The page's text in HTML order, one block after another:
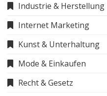
Industrie & Herstellung
Internet Marketing
Kunst & Unterhaltung
Mode & Einkaufen
Recht & Gesetz